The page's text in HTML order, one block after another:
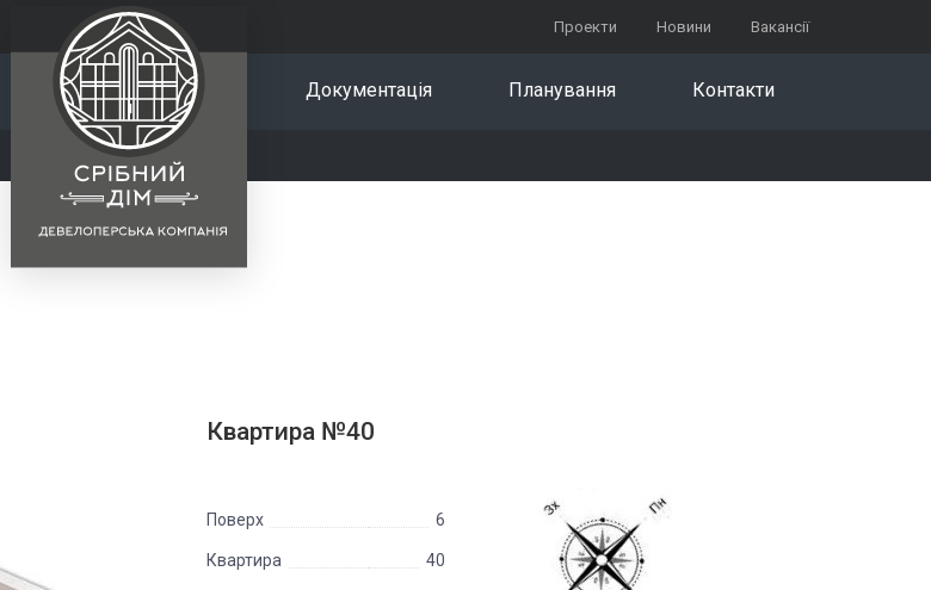
Проекти Новини Вакансії
Контакти
Планування
Документація
Квартира №40
Поверх 6
Квартира 40